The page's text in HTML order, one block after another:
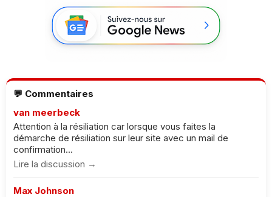
💬 Commentaires
van meerbeck
Attention à la résiliation car lorsque vous faites la
démarche de résiliation sur leur site avec un mail de
confirmation...
Lire la discussion →
Max Johnson